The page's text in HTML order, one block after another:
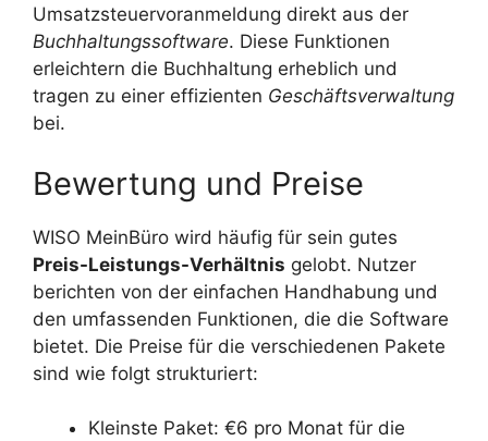
Umsatzsteuervoranmeldung direkt aus der
Buchhaltungssoftware. Diese Funktionen
erleichtern die Buchhaltung erheblich und
tragen zu einer effizienten Geschäftsverwaltung
bei.
Bewertung und Preise
WISO MeinBüro wird häufig für sein gutes
Preis-Leistungs-Verhältnis gelobt. Nutzer
berichten von der einfachen Handhabung und
den umfassenden Funktionen, die die Software
bietet. Die Preise für die verschiedenen Pakete
sind wie folgt strukturiert:
Kleinste Paket: €6 pro Monat für die